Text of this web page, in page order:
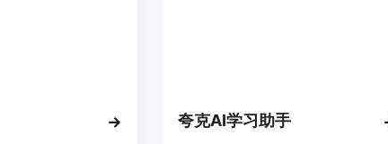
夸克AI学习助手